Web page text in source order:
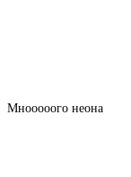
Мнооооого неона